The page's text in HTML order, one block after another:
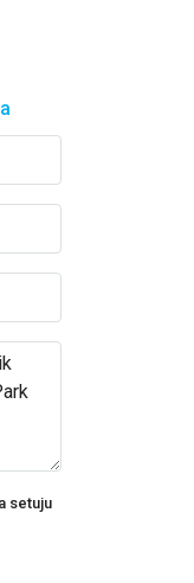
setuju